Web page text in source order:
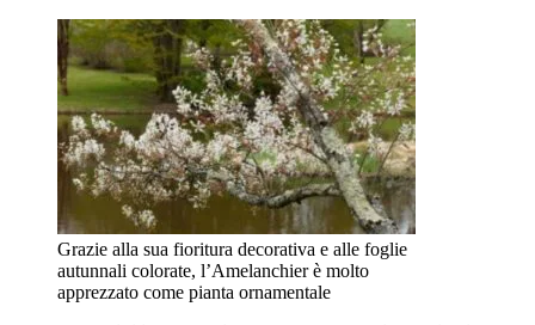
Grazie alla sua fioritura decorativa e alle foglie
autunnali colorate, l’Amelanchier è molto
apprezzato come pianta ornamentale